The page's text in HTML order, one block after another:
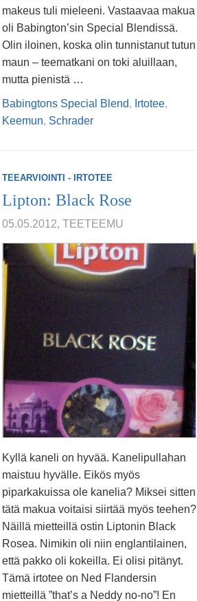
makeus tuli mieleeni. Vastaavaa makua
oli Babington’sin Special Blendissä.
Olin iloinen, koska olin tunnistanut tutun
maun – teematkani on toki aluillaan,
mutta pienistä …
Babingtons Special Blend, Irtotee,
Keemun, Schrader
TEEARVIOINTI - IRTOTEE
Lipton: Black Rose
05.05.2012, TEETEEMU
Kyllä kaneli on hyvää. Kanelipullahan
maistuu hyvälle. Eikös myös
piparkakuissa ole kanelia? Miksei sitten
tätä makua voitaisi siirtää myös teehen?
Näillä mietteillä ostin Liptonin Black
Rosea. Nimikin oli niin englantilainen,
että pakko oli kokeilla. Ei olisi pitänyt.
Tämä irtotee on Ned Flandersin
mietteillä ”that’s a Neddy no-no”! En